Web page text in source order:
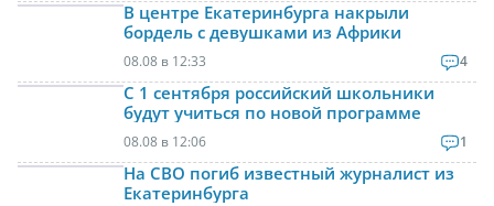
В центре Екатеринбурга накрыли
бордель с девушками из Африки
08.08 в 12:33 4
С 1 сентября российский школьники
будут учиться по новой программе
08.08 в 12:06 1
На СВО погиб известный журналист из
Екатеринбурга